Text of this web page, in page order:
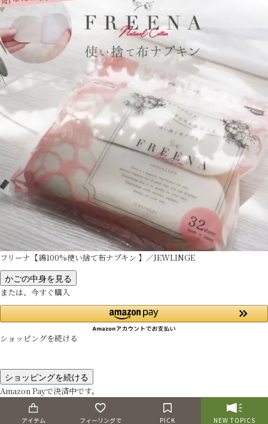
アイテム フィーリングで PICK NEW TOPICS
フリーナ【綿100%使い捨て布ナプキン 】／JEWLINGE
かごの中身を見る
または、今すぐ購入
ショッピングを続ける
ショッピングを続ける
Amazon Payで決済中です。
そのままお待ちください。